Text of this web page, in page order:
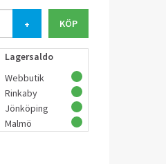
+
Lagersaldo
Webbutik
Rinkaby
Jönköping
Malmö